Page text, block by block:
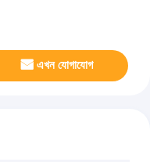
এখন যোগাযোগ